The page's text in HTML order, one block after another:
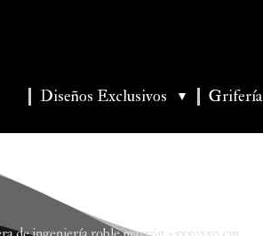
Diseños Exclusivos ▼ Grifería